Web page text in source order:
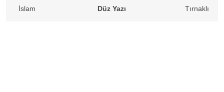
İslam
Düz Yazı Tırnaklı